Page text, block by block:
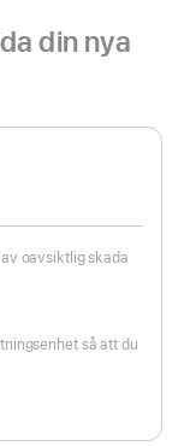
din nya
oavsiktlig skada
så att du